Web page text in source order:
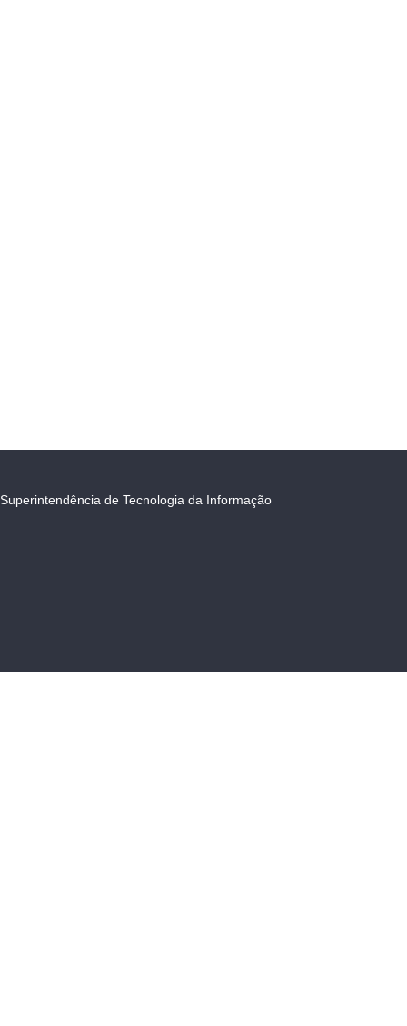
Superintendência de Tecnologia da Informação